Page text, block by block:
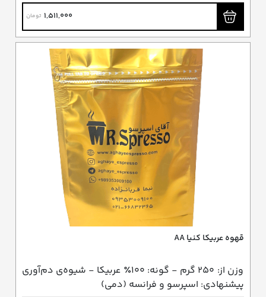
1,511,000 تومان
قهوه عربیکا کنیا AA
وزن از: ۲۵۰ گرم - گونه: ۱۰۰٪ عربیکا - شیوه‌ی دم‌آوری
پیشنهادی: اسپرسو و فرانسه (دمی)